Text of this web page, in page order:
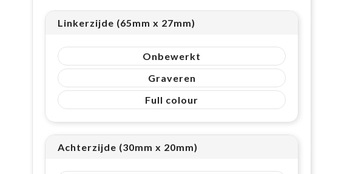
Linkerzijde (65mm x 27mm)
Onbewerkt
Graveren
Full colour
Achterzijde (30mm x 20mm)